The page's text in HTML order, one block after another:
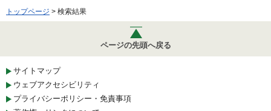
トップページ > 検索結果
ページの先頭へ戻る
サイトマップ
ウェブアクセシビリティ
プライバシーポリシー・免責事項